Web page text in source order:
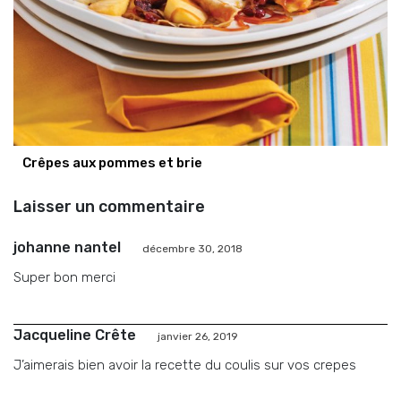
Crêpes aux pommes et brie
Laisser un commentaire
johanne nantel décembre 30, 2018
Super bon merci
Jacqueline Crête janvier 26, 2019
J’aimerais bien avoir la recette du coulis sur vos crepes